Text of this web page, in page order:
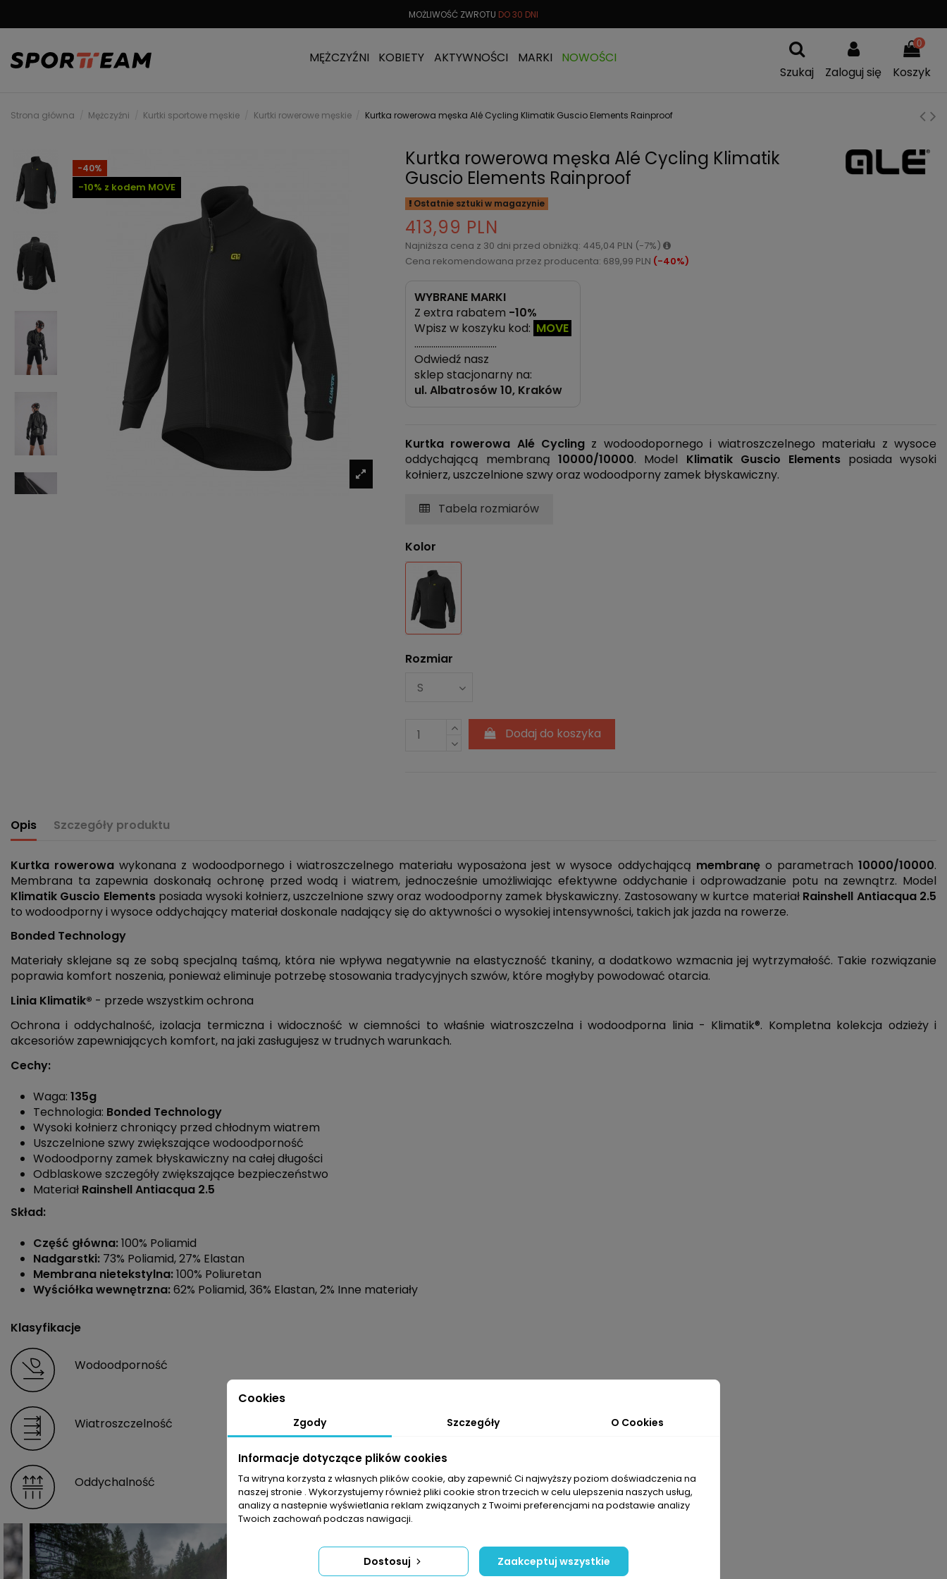
DARMOWAWYMIANA TOWARU
MĘŻCZYŹNI KOBIETY AKTYWNOŚCI MARKI
NOWOŚCI
Szukaj
Zaloguj się
0
Koszyk
Strona główna Mężczyźni Kurtki sportowe męskie Kurtki rowerowe męskie Kurtka rowerowa męska Alé Cycling Klimatik Guscio Elements Rainproof
-40%
-10% z kodem MOVE
Kurtka rowerowa męska Alé Cycling Klimatik
Guscio Elements Rainproof
Ostatnie sztuki w magazynie
413,99 PLN
Najniższa cena z 30 dni przed obniżką: 445,04 PLN (-7%)
Cena rekomendowana przez producenta: 689,99 PLN (-40%)
WYBRANE MARKI
Z extra rabatem -10%
Wpisz w koszyku kod: MOVE
…………………………………
Odwiedź nasz
sklep stacjonarny na:
ul.Albatrosów 10, Kraków
Kurtka rowerowa Alé Cyclingz wodoodopornego i wiatroszczelnego materiału z wysoce
oddychającą membraną10000/10000. Model Klimatik Guscio Elementsposiada wysoki
kołnierz, uszczelnione szwy oraz wodoodporny zamek błyskawiczny.
Tabela rozmiarów
Kolor
Czarny
Rozmiar
Dodaj do koszyka
Opis Szczegóły produktu
Kurtka rowerowa wykonana z wodoodpornego i wiatroszczelnego materiału wyposażona jest w wysoce oddychającą membranęo parametrach 10000/10000.
Membrana ta zapewnia doskonałą ochronę przed wodą i wiatrem, jednocześnie umożliwiając efektywne oddychanie i odprowadzanie potu na zewnątrz. Model
Klimatik Guscio Elementsposiada wysoki kołnierz, uszczelnione szwy oraz wodoodporny zamek błyskawiczny. Zastosowany w kurtce materiał Rainshell Antiacqua 2.5
to wodoodporny i wysoce oddychający materiał doskonale nadający się do aktywności o wysokiej intensywności, takich jak jazda na rowerze.
Bonded Technology
Materiały sklejane są ze sobą specjalną taśmą, która nie wpływa negatywnie na elastyczność tkaniny, a dodatkowo wzmacnia jej wytrzymałość. Takie rozwiązanie
poprawia komfort noszenia, ponieważ eliminuje potrzebę stosowania tradycyjnych szwów, które mogłyby powodować otarcia.
Linia Klimatik® - przede wszystkim ochrona
Ochrona i oddychalność, izolacja termiczna i widoczność w ciemności to właśnie wiatroszczelna i wodoodporna linia - Klimatik®. Kompletna kolekcja odzieży i
akcesoriów zapewniających komfort, na jaki zasługujesz w trudnych warunkach.
Cechy:
Waga: 135g
Technologia: Bonded Technology
Wysoki kołnierz chroniący przed chłodnym wiatrem
Uszczelnione szwy zwiększające wodoodporność
Wodoodporny zamek błyskawiczny na całej długości
Odblaskowe szczegóły zwiększające bezpieczeństwo
Materiał Rainshell Antiacqua 2.5
Skład:
Część główna:100% Poliamid
Nadgarstki: 73% Poliamid, 27% Elastan
Membrana nietekstylna:100% Poliuretan
Wyściółka wewnętrzna:62% Poliamid, 36% Elastan, 2% Inne materiały
Klasyfikacje
Wodoodporność
Wiatroszczelność
Oddychalność
Cookies
Zgody Szczegóły O Cookies
Informacje dotyczące plików cookies
Ta witryna korzysta z własnych plików cookie, aby zapewnić Ci najwyższy poziom doświadczenia na
naszej stronie . Wykorzystujemy również pliki cookie stron trzecich w celu ulepszenia naszych usług,
analizy a nastepnie wyświetlania reklam związanych z Twoimi preferencjami na podstawie analizy
Twoich zachowań podczas nawigacji.
Dostosuj Zaakceptuj wszystkie